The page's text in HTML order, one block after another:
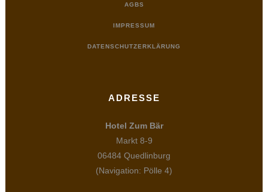
AGBS
IMPRESSUM
DATENSCHUTZERKLÄRUNG
ADRESSE
Hotel Zum Bär
Markt 8-9
06484 Quedlinburg
(Navigation: Pölle 4)